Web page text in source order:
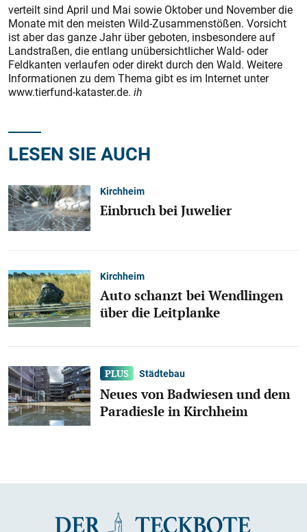
verteilt sind April und Mai sowie Oktober und November die
Monate mit den meisten Wild-Zusammenstößen. Vorsicht
ist aber das ganze Jahr über geboten, insbesondere auf
Landstraßen, die entlang unübersichtlicher Wald- oder
Feldkanten verlaufen oder direkt durch den Wald. Weitere
Informationen zu dem Thema gibt es im Internet unter
www.tierfund-kataster.de. ih
LESEN SIE AUCH
Kirchheim
Einbruch bei Juwelier
Kirchheim
Auto schanzt bei Wendlingen
über die Leitplanke
Städtebau
Neues von Badwiesen und dem
Paradiesle in Kirchheim